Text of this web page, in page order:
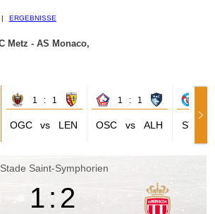
| ERGEBNISSE
Metz - AS Monaco,
1 : 1
OGC vs LEN
1 : 1
OSC vs ALH STR
Stade Saint-Symphorien
1:2